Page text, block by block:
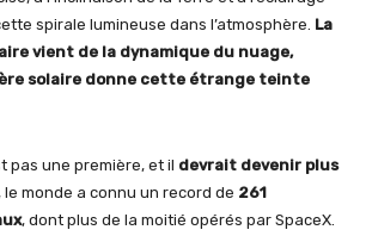
spirale lumineuse dans l’atmosphère. La
vient de la dynamique du nuage,
solaire donne cette étrange teinte
pas une première, et il devrait devenir plus
le monde a connu un record de 261
, dont plus de la moitié opérés par SpaceX.